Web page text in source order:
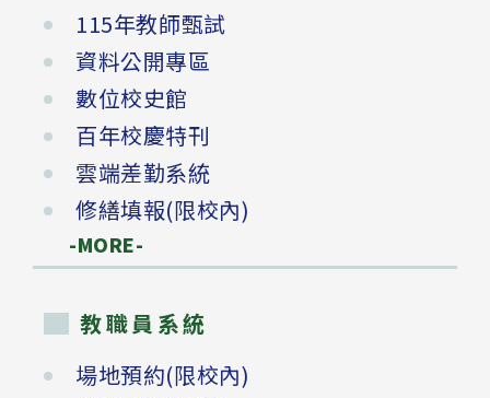
115年教師甄試
資料公開專區
數位校史館
百年校慶特刊
雲端差勤系統
修繕填報(限校內)
-MORE-
教職員系統
場地預約(限校內)